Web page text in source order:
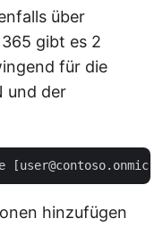
über
gibt es 2
für die
und der
hinzufügen